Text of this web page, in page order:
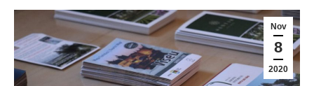
Nov
8
2020